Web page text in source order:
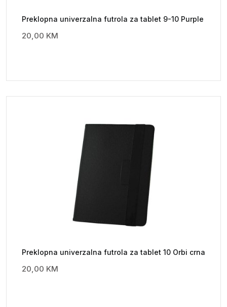
Preklopna univerzalna futrola za tablet 9-10 Purple
20,00 KM
Preklopna univerzalna futrola za tablet 10 Orbi crna
20,00 KM